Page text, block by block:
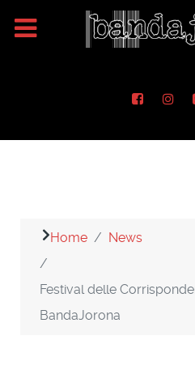
Home News
Festival delle
BandaJorona